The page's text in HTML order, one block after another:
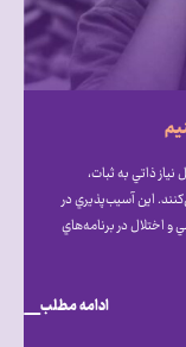
ذاتي به ثبات،
اين آسيب‌پذيري در
اختلال در برنامه‌هاي
ادامه مطلب